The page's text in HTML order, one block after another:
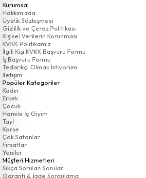
Kurumsal
Hakkımızda
Üyelik Sözleşmesi
Gizlilik ve Çerez Politikası
Kişisel Verilerin Korunması
KVKK Politikamız
İlgili Kişi KVKK Başvuru Formu
İş Başvuru Formu
Tedarikçi Olmak İstiyorum
İletişim
Popüler Kategoriler
Kadın
Erkek
Çocuk
Hamile İç Giyim
Tayt
Korse
Çok Satanlar
Fırsatlar
Yeniler
Müşteri Hizmetleri
Sıkça Sorulan Sorular
Garanti & İade Sorgulama